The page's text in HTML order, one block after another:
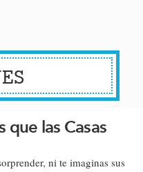
que las Casas
ni te imaginas sus